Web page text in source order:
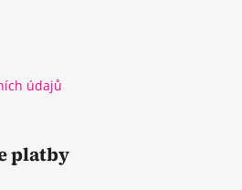
údajů
platby